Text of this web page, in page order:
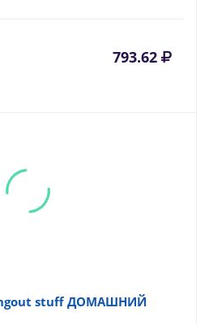
793.62
stuff ДОМАШНИЙ